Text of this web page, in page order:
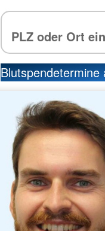
Blutspendetermine